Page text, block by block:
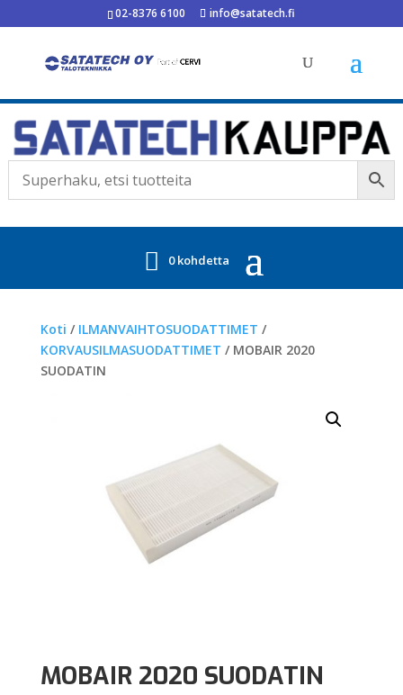
02-8376 6100 info@satatech.fi
0 kohdetta
Koti / ILMANVAIHTOSUODATTIMET /
KORVAUSILMASUODATTIMET / MOBAIR 2020
SUODATIN
MOBAIR 2020 SUODATIN